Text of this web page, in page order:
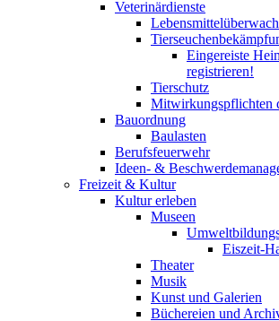
Veterinärdienste
Eingereiste
registrieren!
Tierschutz
Mitwirkungspflichten
Bauordnung
Baulasten
Berufsfeuerwehr
Ideen- &
Freizeit & Kultur
Kultur erleben
Museen
Eiszeit-
Theater
Musik
Kunst und Galerien
Büchereien und